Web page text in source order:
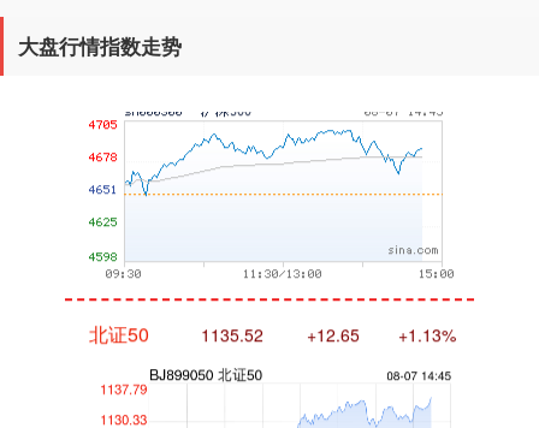
大盘行情指数走势
沪深300
北证50 1135.44 +12.56 +1.12%